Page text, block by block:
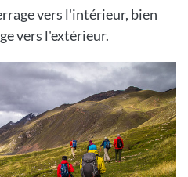
vers l'intérieur, bien
vers l'extérieur.